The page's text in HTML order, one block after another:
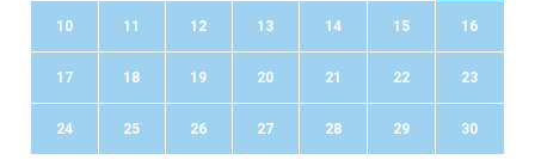
10 11 12 13 14 15 16
17 18 19 20 21 22 23
24 25 26 27 28 29 30